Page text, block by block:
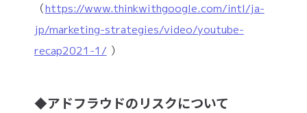
（https://www.thinkwithgoogle.com/intl/ja-
jp/marketing-strategies/video/youtube-
recap2021-1/ ）
◆アドフラウドのリスクについて